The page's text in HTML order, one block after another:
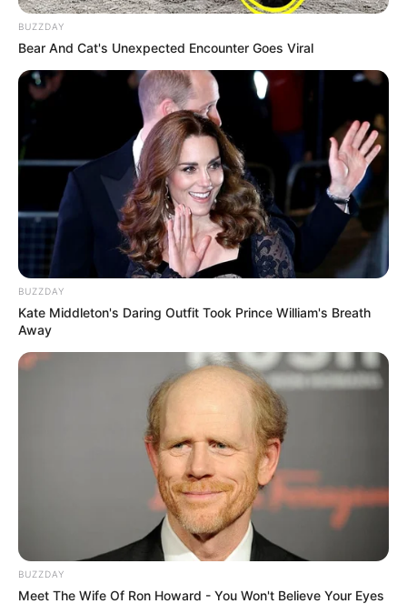
BUZZDAY
Bear And Cat's Unexpected Encounter Goes Viral
BUZZDAY
Kate Middleton's Daring Outfit Took Prince William's Breath
Away
BUZZDAY
Meet The Wife Of Ron Howard - You Won't Believe Your Eyes